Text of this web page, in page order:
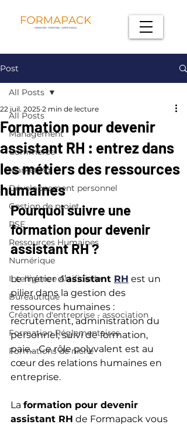
Post
All Posts
Management
Commerce
Marketing
Développement personnel
Gestion de projet
RSE
Ressources Humaines
Numérique
Intelligence Artificielle
Bureautique
Création d'entreprise - association
Formation Réglementaires
Formations de niche
All Posts
Formation pour devenir
assistant RH : entrez dans
les métiers des ressources
humaines
22 juil. 2025 2 min de lecture
Pourquoi suivre une
formation pour devenir
assistant RH ?
Le métier d’assistant RH est un
pilier dans la gestion des
ressources humaines :
recrutement, administration du
personnel, suivi de formation,
paie… Ce rôle polyvalent est au
cœur des relations humaines en
entreprise.
La formation pour devenir
assistant RH de Formapack vous